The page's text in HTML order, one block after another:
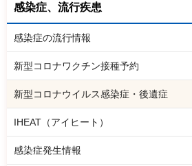
感染症、流行疾患
感染症の流行情報
新型コロナワクチン接種予約
新型コロナウイルス感染症・後遺症
IHEAT（アイヒート）
感染症発生情報